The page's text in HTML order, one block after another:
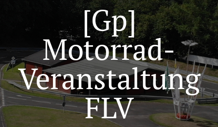
[Gp]
Motorrad-
Veranstaltung
FLV